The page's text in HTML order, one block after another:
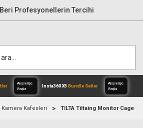
Profesyonellerin Tercihi
Kamera Kafesleri TILTA Tiltaing Monitor Cage